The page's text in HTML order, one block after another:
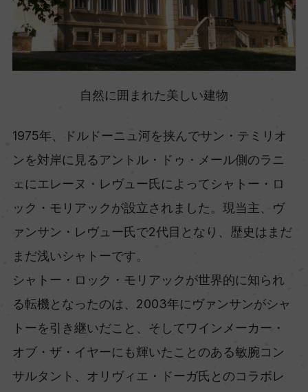
自然に囲まれた美しい建物
1975年、ドルドーニュ河を挟んでサン・テミリオ
ンを対岸に見るアントル・ドゥ・メール側のラニ
ェにエレーヌ・レヴュー氏によってシャトー・ロ
ック・モリアックが設立されました。現当主、ヴ
ァンサン・レヴュー氏で2代目となり、歴史はまだ
まだ浅いシャトーです。
シャトー・ロック・モリアックが世界的に知られ
る転機となったのは、2003年にヴァンサンがシャ
トーを引き継いだこと、そしてワインメーカー・
オブ・ザ・イヤーにも輝いたことのある敏腕コン
サルタント、オリヴィエ・ドーガ氏とのコラボレ